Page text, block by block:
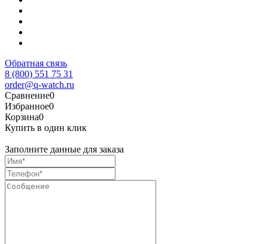
Обратная связь
8 (800) 551 75 31
order@q-watch.ru
Сравнение0
Избранное0
Корзина0
Купить в один клик
Заполните данные для заказа